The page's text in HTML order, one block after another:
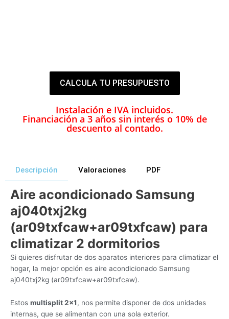
CALCULA TU PRESUPUESTO
Instalación e IVA incluidos.
Financiación a 3 años sin interés o 10% de
descuento al contado.
Descripción Valoraciones PDF
Aire acondicionado Samsung
aj040txj2kg
(ar09txfcaw+ar09txfcaw) para
climatizar 2 dormitorios
Si quieres disfrutar de dos aparatos interiores para climatizar el
hogar, la mejor opción es aire acondicionado Samsung
aj040txj2kg (ar09txfcaw+ar09txfcaw).
Estos multisplit 2×1, nos permite disponer de dos unidades
internas, que se alimentan con una sola exterior.